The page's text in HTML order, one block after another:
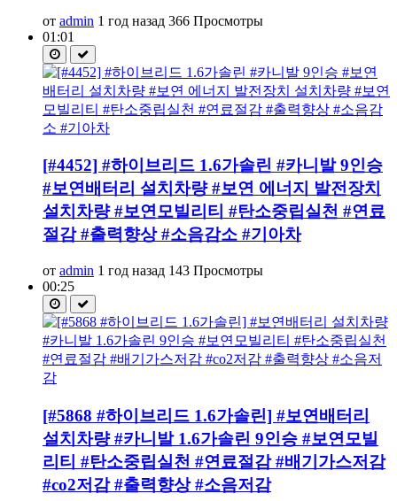
от admin 1 год назад 366 Просмотры
01:01
[#4452] #하이브리드 1.6가솔린 #카니발 9인승
#보연배터리 설치차량 #보연 에너지 발전장치
설치차량 #보연모빌리티 #탄소중립실천 #연료
절감 #출력향상 #소음감소 #기아차
от admin 1 год назад 143 Просмотры
00:25
[#5868 #하이브리드 1.6가솔린] #보연배터리
설치차량 #카니발 1.6가솔린 9인승 #보연모빌
리티 #탄소중립실천 #연료절감 #배기가스저감
#co2저감 #출력향상 #소음저감